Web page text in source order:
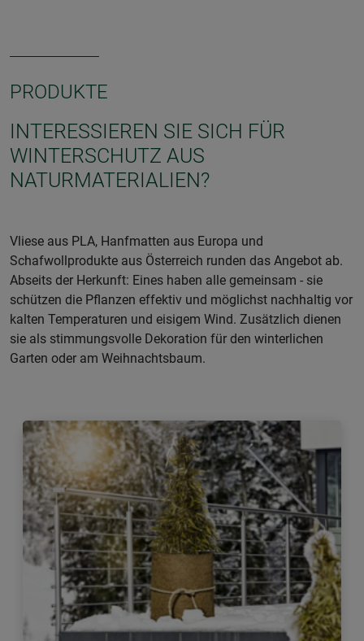
PRODUKTE
INTERESSIEREN SIE SICH FÜR
WINTERSCHUTZ AUS
NATURMATERIALIEN?
Vliese aus PLA, Hanfmatten aus Europa und
Schafwollprodukte aus Österreich runden das Angebot ab.
Abseits der Herkunft: Eines haben alle gemeinsam - sie
schützen die Pflanzen effektiv und möglichst nachhaltig vor
kalten Temperaturen und eisigem Wind. Zusätzlich dienen
sie als stimmungsvolle Dekoration für den winterlichen
Garten oder am Weihnachtsbaum.